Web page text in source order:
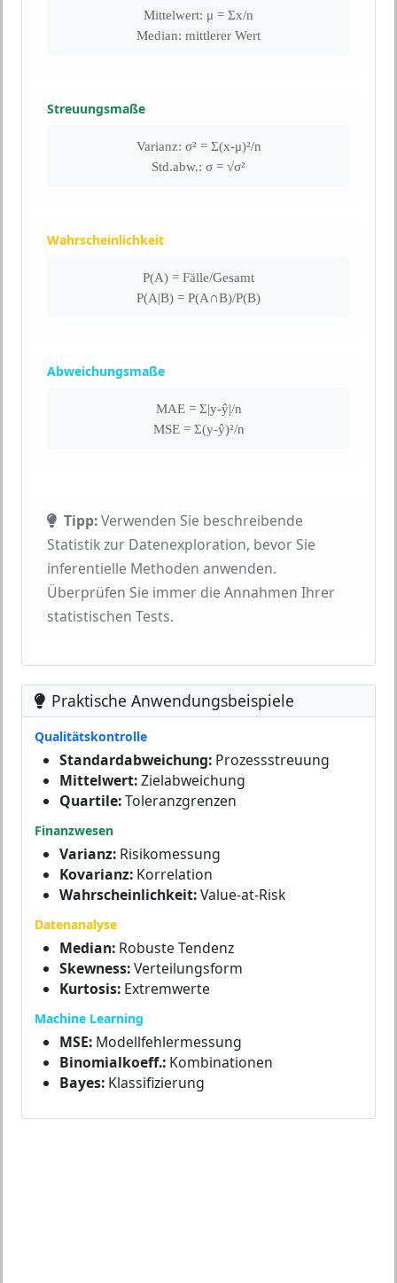
Mittelwert: μ = Σx/n
Median: mittlerer Wert
Streuungsmaße
Varianz: σ² = Σ(x-μ)²/n
Std.abw.: σ = √σ²
Wahrscheinlichkeit
P(A) = Fälle/Gesamt
P(A|B) = P(A∩B)/P(B)
Abweichungsmaße
MAE = Σ|y-ŷ|/n
MSE = Σ(y-ŷ)²/n
Tipp:Verwenden Sie beschreibende
Statistik zur Datenexploration, bevor Sie
inferentielle Methoden anwenden.
Überprüfen Sie immer die Annahmen Ihrer
statistischen Tests.
Praktische Anwendungsbeispiele
Qualitätskontrolle
Standardabweichung: Prozessstreuung
Mittelwert:Zielabweichung
Quartile:Toleranzgrenzen
Finanzwesen
Varianz: Risikomessung
Kovarianz: Korrelation
Wahrscheinlichkeit:Value-at-Risk
Datenanalyse
Median: Robuste Tendenz
Skewness:Verteilungsform
Kurtosis: Extremwerte
Machine Learning
MSE: Modellfehlermessung
Binomialkoeff.: Kombinationen
Bayes: Klassifizierung